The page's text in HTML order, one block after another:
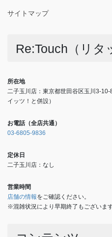
サイトマップ
Re:Touch（リタ
所在地
二子玉川店：東京都世田谷区玉川3-
イッツ！と併設）
お電話（全店共通）
03-6805-9836
定休日
二子玉川店：なし
営業時間
店舗の情報をご確認ください。
※混雑状況により早期終了もございます